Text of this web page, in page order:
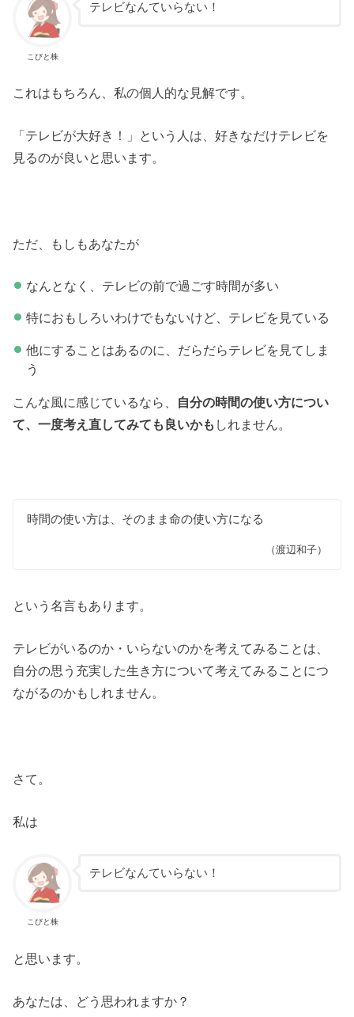
こびと株
テレビなんていらない！
これはもちろん、私の個人的な見解です。
「テレビが大好き！」という人は、好きなだけテレビを
見るのが良いと思います。
ただ、もしもあなたが
なんとなく、テレビの前で過ごす時間が多い
特におもしろいわけでもないけど、テレビを見ている
他にすることはあるのに、だらだらテレビを見てしま
う
こんな風に感じているなら、 自分の時間の使い方につい
て、一度考え直してみても良いかも しれません。
時間の使い方は、そのまま命の使い方になる
（渡辺和子）
という名言もあります。
テレビがいるのか・いらないのかを考えてみることは、
自分の思う充実した生き方について考えてみることにつ
ながるのかもしれません。
さて。
私は
こびと株
テレビなんていらない！
と思います。
あなたは、どう思われますか？